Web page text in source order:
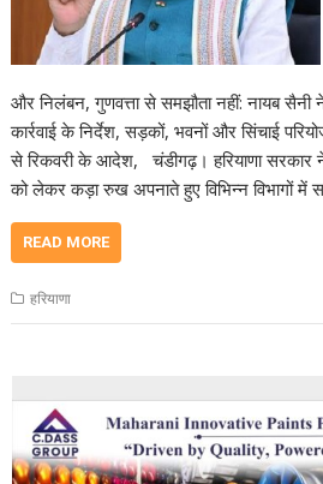
और निलंबन, गुणवत्ता से समझौता नहीं: नायब सैनी ने
कार्रवाई के निर्देश, सड़कों, भवनों और सिंचाई
से रिकवरी के आदेश, चंडीगढ़। हरियाणा सरकार ने
को लेकर कड़ा रुख अपनाते हुए विभिन्न विभागों
READ MORE
हरियाणा